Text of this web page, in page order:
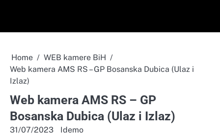
Home
WEB kamere BiH
Web kamera AMS RS – GP Bosanska Dubica (Ulaz i
Izlaz)
Web kamera AMS RS – GP
Bosanska Dubica (Ulaz i Izlaz)
31/07/2023 Idemo